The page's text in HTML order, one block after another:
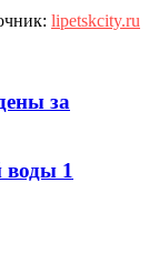
lipetskcity.ru
за
воды 1